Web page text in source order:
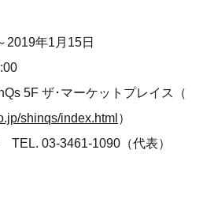
2019年1月15日
5F ザ･マーケットプレイス（
shinqs/index.html）
03-3461-1090（代表）